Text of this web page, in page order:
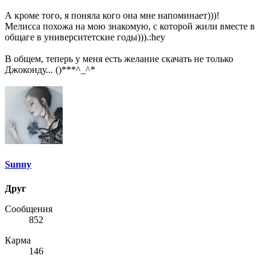
А кроме того, я поняла кого она мне напоминает)))!
Мелисса похожа на мою знакомую, с которой жили вместе в
общаге в университетские годы))).:hey
В общем, теперь у меня есть желание скачать не только
Джоконду... ()***^_^*
Sunny
Друг
Сообщения
852
Карма
146